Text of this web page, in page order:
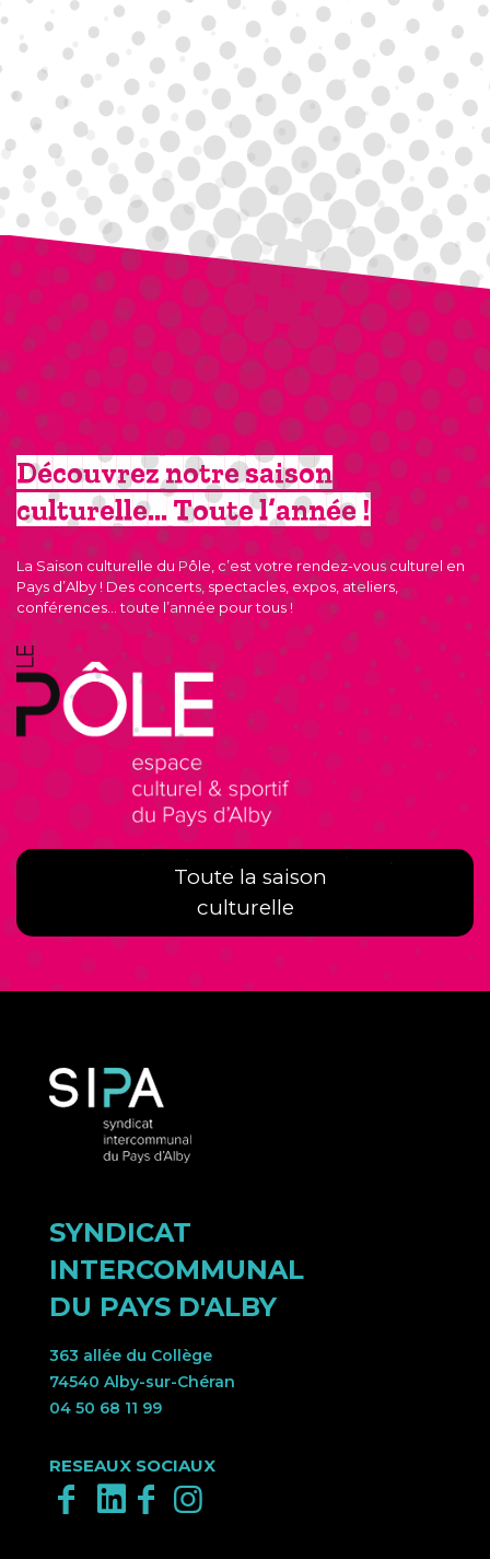
Découvrez notre saison
culturelle… Toute l’année !
La Saison culturelle du Pôle, c’est votre rendez-vous culturel en
Pays d’Alby ! Des concerts, spectacles, expos, ateliers,
conférences… toute l’année pour tous !
Toute la saison
culturelle
SYNDICAT
INTERCOMMUNAL
DU PAYS D'ALBY
363 allée du Collège
74540 Alby-sur-Chéran
04 50 68 11 99
RESEAUX SOCIAUX